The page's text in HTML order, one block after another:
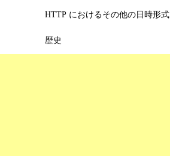
HTTP におけるその他の日時形式
歴史